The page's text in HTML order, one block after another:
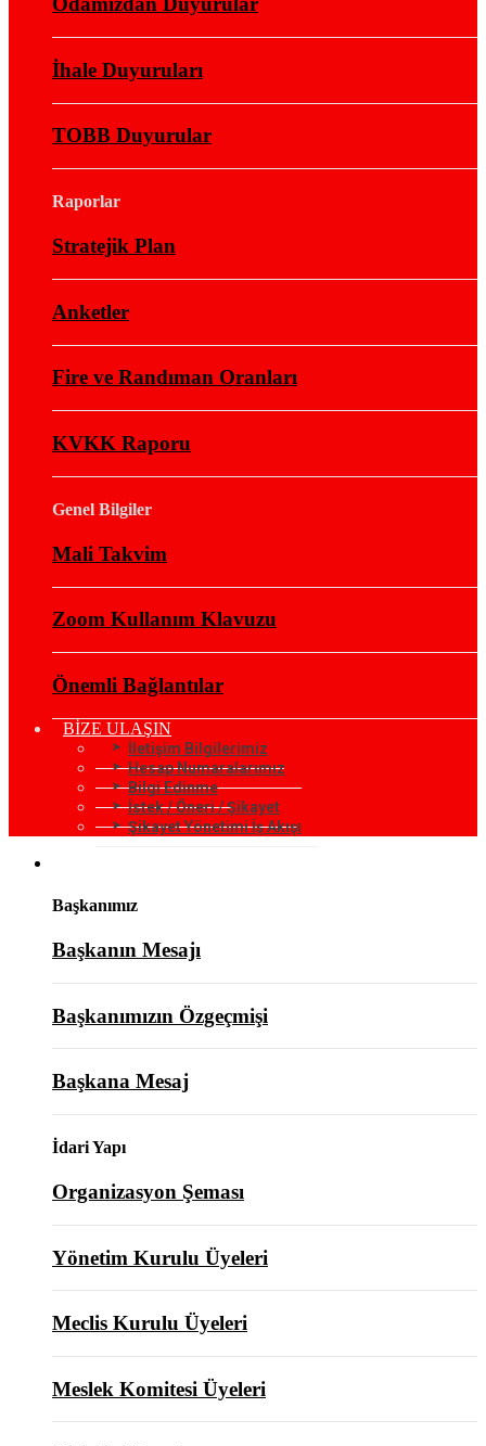
İhale Duyuruları
TOBB Duyurular
Raporlar
Stratejik Plan
Anketler
Fire ve Randıman Oranları
KVKK Raporu
Genel Bilgiler
Mali Takvim
Zoom Kullanım Klavuzu
Önemli Bağlantılar
BİZE ULAŞIN
İletişim Bilgilerimiz
Hesap Numaralarımız
Bilgi Edinme
İstek / Öneri / Şikayet
Şikayet Yönetimi İş Akışı
Başkanımız
Başkanın Mesajı
Başkanımızın Özgeçmişi
Başkana Mesaj
İdari Yapı
Organizasyon Şeması
Yönetim Kurulu Üyeleri
Meclis Kurulu Üyeleri
Meslek Komitesi Üyeleri